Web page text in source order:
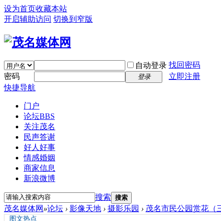
设为首页收藏本站
开启辅助访问 切换到窄版
自动登录 找回密码
密码
登录
立即注册
快捷导航
门户
论坛BBS
关注茂名
民声答谢
好人好事
情感婚姻
商家信息
新浪微博
搜索 搜索
茂名媒体网 »论坛 › 影像天地 › 摄影乐园 › 茂名市民公园赏花（
图文热点